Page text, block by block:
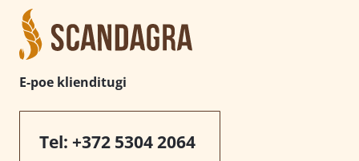
E-poe klienditugi
Tel: +372 5304 2064